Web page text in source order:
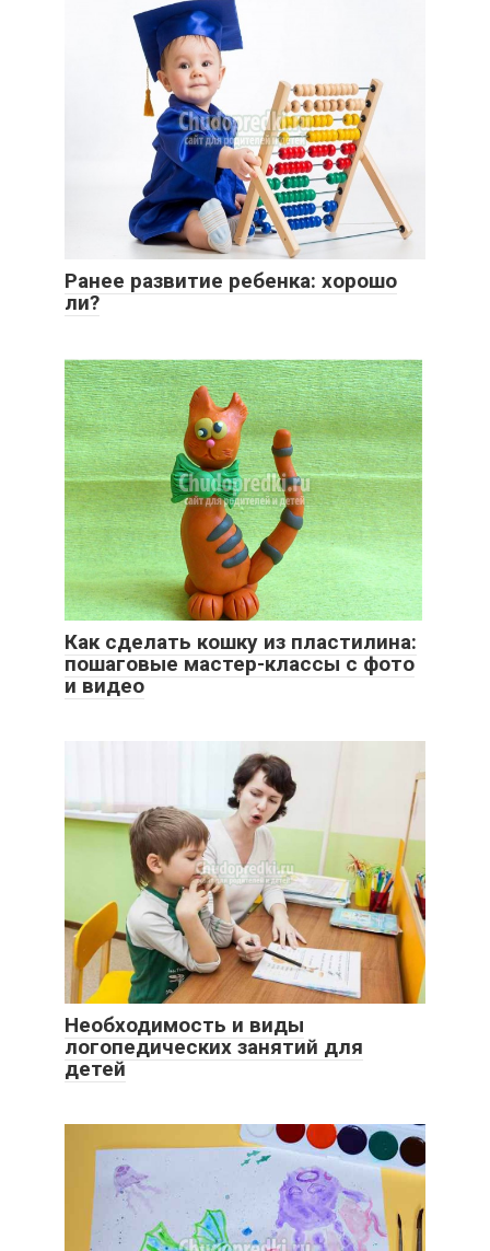
Ранее развитие ребенка: хорошо
ли?
Как сделать кошку из пластилина:
пошаговые мастер-классы с фото
и видео
Необходимость и виды
логопедических занятий для
детей